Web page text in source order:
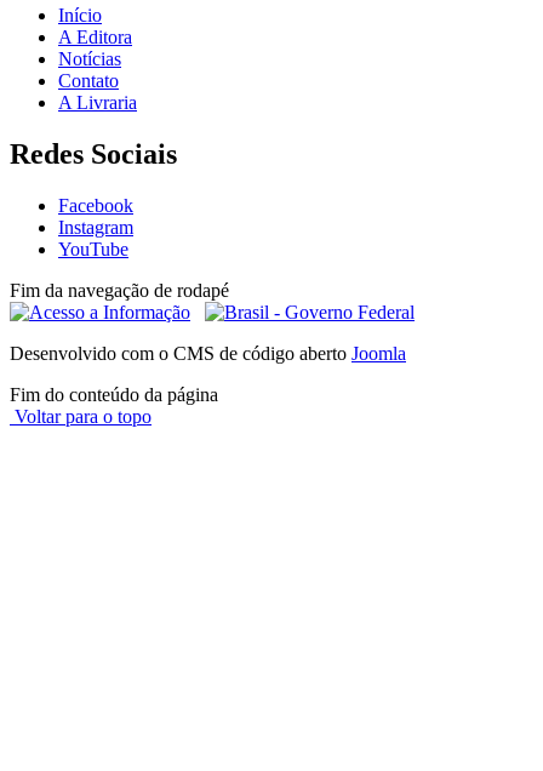
Início
A Editora
Notícias
Contato
A Livraria
Redes Sociais
Facebook
Instagram
YouTube
Fim da navegação de rodapé
Desenvolvido com o CMS de código aberto Joomla
Fim do conteúdo da página
Voltar para o topo